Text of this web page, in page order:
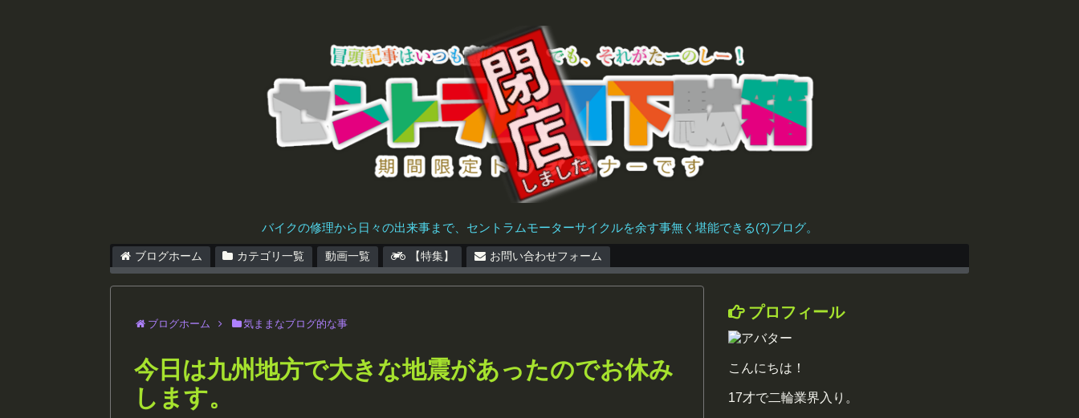
バイクの修理から日々の出来事まで、セントラムモーターサイクルを余す事無く堪能できる(?)ブログ。
ブログホーム カテゴリ一覧 動画一覧 【特集】 お問い合わせフォーム
ブログホーム 気ままなブログ的な事
今日は九州地方で大きな地震があったのでお休み
します。
プロフィール
こんにちは！
17才で二輪業界入り。